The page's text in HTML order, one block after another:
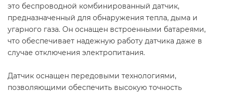
это беспроводной комбинированный датчик,
предназначенный для обнаружения тепла, дыма и
угарного газа. Он оснащен встроенными батареями,
что обеспечивает надежную работу датчика даже в
случае отключения электропитания.
Датчик оснащен передовыми технологиями,
позволяющими обеспечить высокую точность